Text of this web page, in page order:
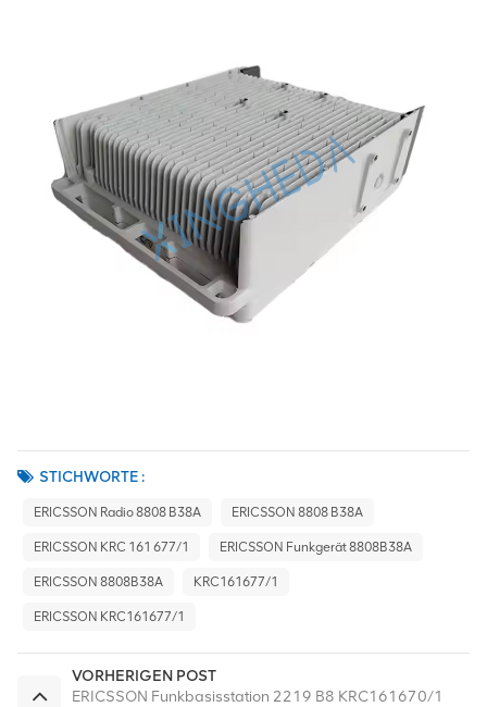
STICHWORTE :
ERICSSON Radio 8808 B38A ERICSSON 8808 B38A
ERICSSON KRC 161 677/1 ERICSSON Funkgerät 8808B38A
ERICSSON 8808B38A KRC161677/1
ERICSSON KRC161677/1
VORHERIGEN POST
ERICSSON Funkbasisstation 2219 B8 KRC161670/1